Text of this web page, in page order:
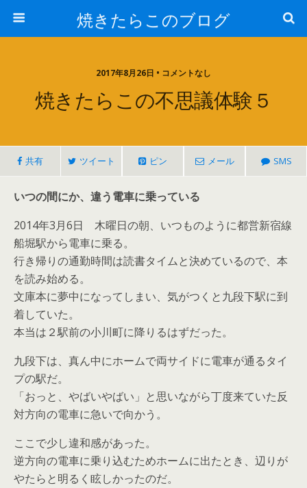
焼きたらこのブログ
2017年8月26日 • コメントなし
焼きたらこの不思議体験５
共有 ツイート ピン メール SMS
いつの間にか、違う電車に乗っている
2014年3月6日 木曜日の朝、いつものように都営新宿線
船堀駅から電車に乗る。
行き帰りの通勤時間は読書タイムと決めているので、本
を読み始める。
文庫本に夢中になってしまい、気がつくと九段下駅に到
着していた。
本当は２駅前の小川町に降りるはずだった。
九段下は、真ん中にホームで両サイドに電車が通るタイ
プの駅だ。
「おっと、やばいやばい」と思いながら丁度来ていた反
対方向の電車に急いで向かう。
ここで少し違和感があった。
逆方向の電車に乗り込むためホームに出たとき、辺りが
やたらと明るく眩しかったのだ。